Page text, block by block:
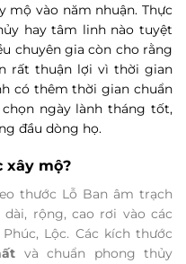
mộ vào năm nhuận. Thực
hay tâm linh nào tuyệt
chuyên gia còn cho rằng
rất thuận lợi vì thời gian
có thêm thời gian chuẩn
ngày lành tháng tốt,
đầu dòng họ.
xây mộ?
thước Lỗ Ban âm trạch
rộng, cao rơi vào các
Lộc. Các kích thước
và chuẩn phong thủy